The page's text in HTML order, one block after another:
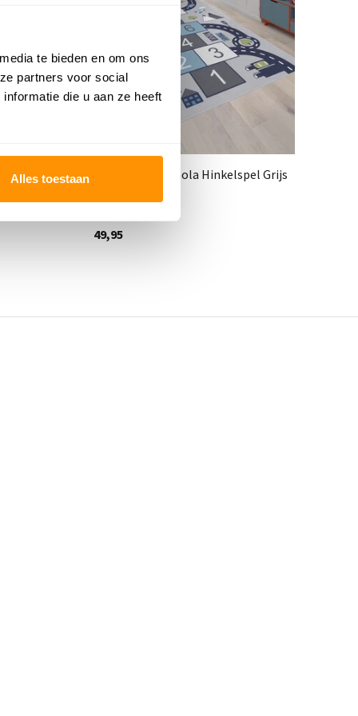
te bieden en om ons
partners voor social
die u aan ze heeft
Alles toestaan
Grijs Speelkleed - Binola Hinkelspel Grijs
Deliverytime
49,95